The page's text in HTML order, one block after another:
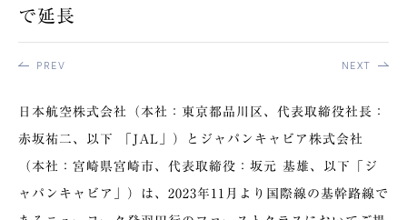
で延長
PREV NEXT
日本航空株式会社（本社：東京都品川区、代表取締役社長：
赤坂祐二、以下 「JAL」）とジャパンキャビア株式会社
（本社：宮崎県宮崎市、代表取締役：坂元 基雄、以下「ジ
ャパンキャビア」）は、2023年11月より国際線の基幹路線で